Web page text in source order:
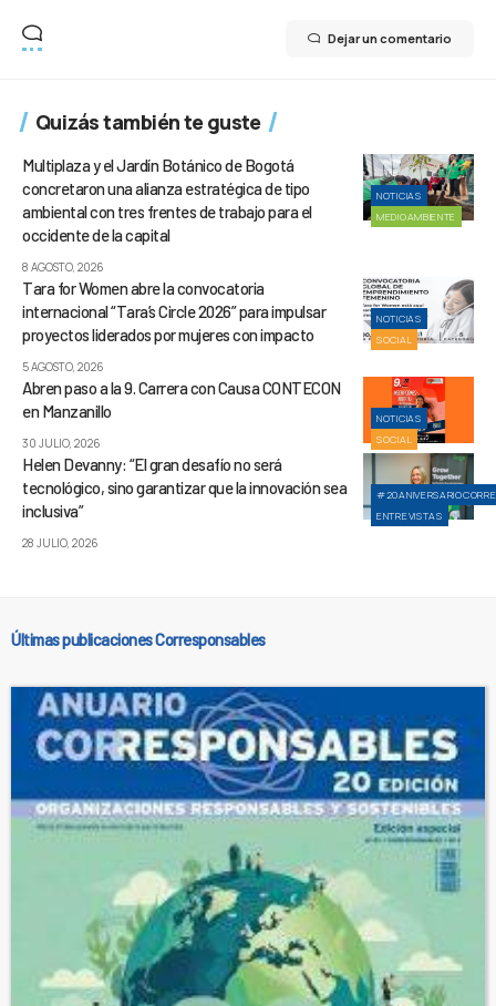
Dejar un comentario
Quizás también te guste
NOTICIAS
MEDIOAMBIENTE
Multiplaza y el Jardín Botánico de Bogotá
concretaron una alianza estratégica de tipo
ambiental con tres frentes de trabajo para el
occidente de la capital
8 AGOSTO, 2026
NOTICIAS
SOCIAL
Tara for Women abre la convocatoria
internacional “Tara’s Circle 2026” para impulsar
proyectos liderados por mujeres con impacto
5 AGOSTO, 2026
NOTICIAS
SOCIAL
Abren paso a la 9. Carrera con Causa CONTECON
en Manzanillo
30 JULIO, 2026
ENTREVISTAS
Helen Devanny: “El gran desafío no será
tecnológico, sino garantizar que la innovación sea
inclusiva”
28 JULIO, 2026
Últimas publicaciones Corresponsables